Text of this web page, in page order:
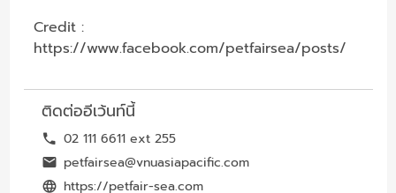
Credit :
https://www.facebook.com/petfairsea/posts/
ติดต่ออีเว้นท์นี้
02 111 6611 ext 255
petfairsea@vnuasiapacific.com
https://petfair-sea.com